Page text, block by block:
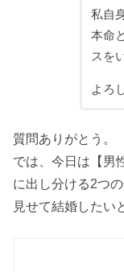
私自
本命
スを
よろ
質問ありがとう。
では、今日は【男
に出し分ける2つ
見せて結婚したい